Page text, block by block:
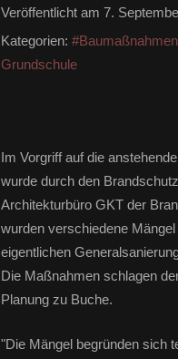
Veröffentlicht am 7.
Kategorien:
Grundschule
Im Vorgriff auf die
wurde durch den
Architekturbüro GKT der
wurden verschiedene
eigentlichen
Die Maßnahmen schlagen
Planung zu Buche.
"Die Mängel begründen sich